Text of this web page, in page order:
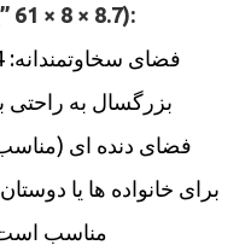
(8.7 × 8 × 61 ”):
فضای
بزرگسال به راحتی
فضای دنده ای
برای خانواده ها یا
مناسب